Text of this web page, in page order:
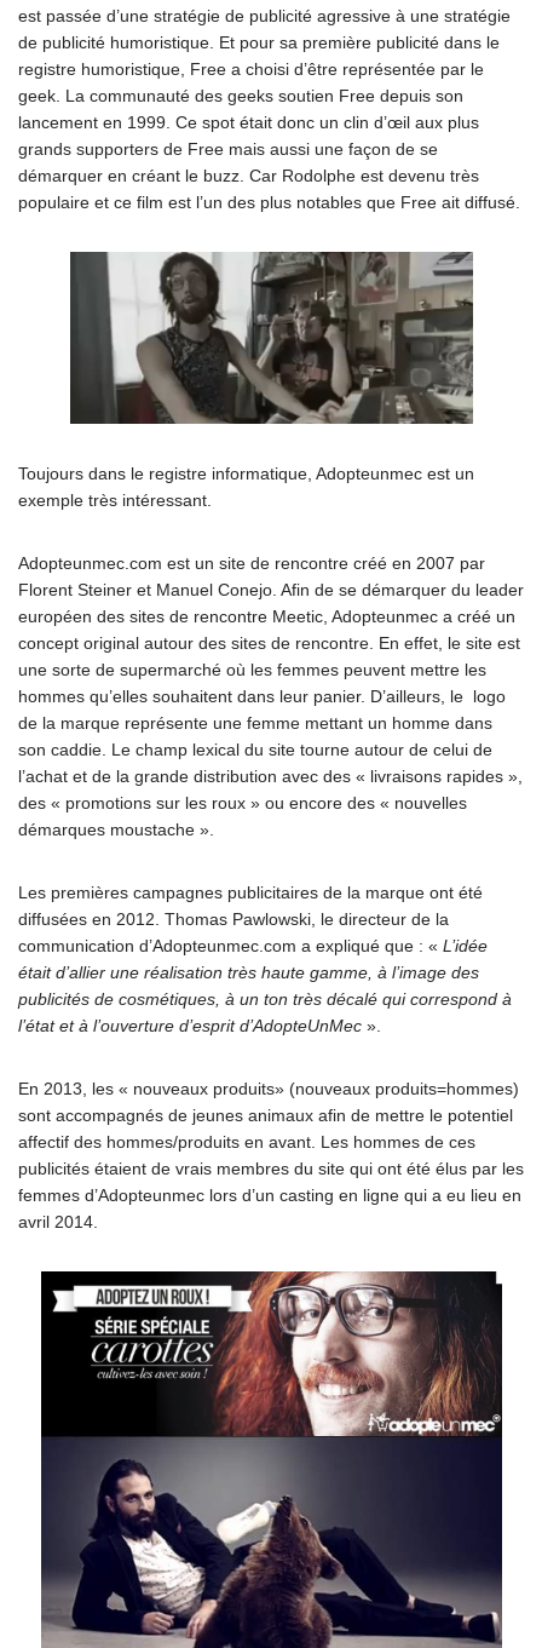
est passée d’une stratégie de publicité agressive à une stratégie
de publicité humoristique. Et pour sa première publicité dans le
registre humoristique, Free a choisi d’être représentée par le
geek. La communauté des geeks soutien Free depuis son
lancement en 1999. Ce spot était donc un clin d’œil aux plus
grands supporters de Free mais aussi une façon de se
démarquer en créant le buzz. Car Rodolphe est devenu très
populaire et ce film est l’un des plus notables que Free ait diffusé.
Toujours dans le registre informatique, Adopteunmec est un
exemple très intéressant.
Adopteunmec.com est un site de rencontre créé en 2007 par
Florent Steiner et Manuel Conejo. Afin de se démarquer du leader
européen des sites de rencontre Meetic, Adopteunmec a créé un
concept original autour des sites de rencontre. En effet, le site est
une sorte de supermarché où les femmes peuvent mettre les
hommes qu’elles souhaitent dans leur panier. D’ailleurs, le logo
de la marque représente une femme mettant un homme dans
son caddie. Le champ lexical du site tourne autour de celui de
l’achat et de la grande distribution avec des « livraisons rapides »,
des « promotions sur les roux » ou encore des « nouvelles
démarques moustache ».
Les premières campagnes publicitaires de la marque ont été
diffusées en 2012. Thomas Pawlowski, le directeur de la
communication d’Adopteunmec.com a expliqué que : « L’idée
était d’allier une réalisation très haute gamme, à l’image des
publicités de cosmétiques, à un ton très décalé qui correspond à
l’état et à l’ouverture d’esprit d’AdopteUnMec ».
En 2013, les « nouveaux produits» (nouveaux produits=hommes)
sont accompagnés de jeunes animaux afin de mettre le potentiel
affectif des hommes/produits en avant. Les hommes de ces
publicités étaient de vrais membres du site qui ont été élus par les
femmes d’Adopteunmec lors d’un casting en ligne qui a eu lieu en
avril 2014.